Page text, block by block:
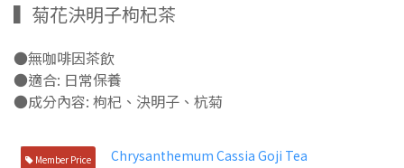
▍菊花決明子枸杞茶
●無咖啡因茶飲
●適合: 日常保養
●成分內容: 枸杞、決明子、杭菊
Member Price